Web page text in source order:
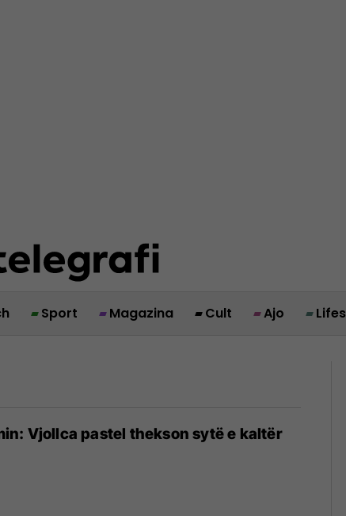
Sport Magazina Cult Ajo
Vjollca pastel thekson sytë e kaltër